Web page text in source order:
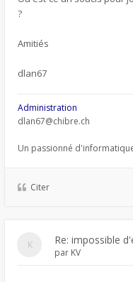
?
Amitiés
dlan67
Administration
dlan67@chibre.ch
Un passionné
Citer
Re: impossible
par KV